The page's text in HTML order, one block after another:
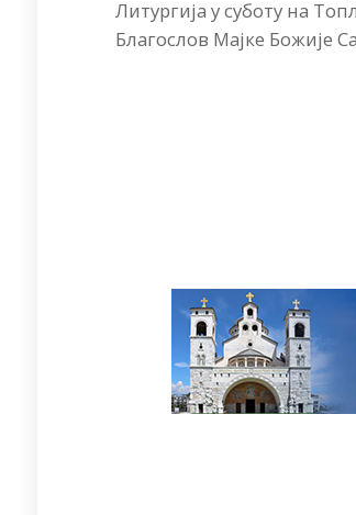
Литургија у суботу на
Благослов Мајке Божије